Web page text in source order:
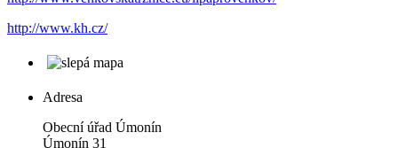
http://www.kh.cz/
Adresa
Obecní úřad Úmonín
Úmonín 31